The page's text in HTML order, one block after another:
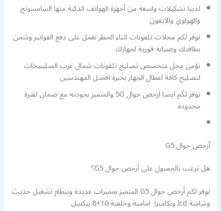
لدينا تشكيلات واسعة من أجهزة الهواتف الذكية منها السامسونج
والهواوي والايفون
نوفر لكم محلات تلفونات اثناء الحظر نعمل على دفع الفواتير وشحن
بطاقتك وصيانة فورية لجهازك
نؤمن محل متخصص تصليح تلفونات شمال غرب الصليبيخات
لتصليح كافة اعطال الجهاز بخبرة افضل المهندسين
نوفر لكم ايضا ارخص جوال 5G والمتميز بجودته مع ضمان لفترة
محدودة
أرخص جوال G5
هل ترغب بالحصول على أرخص جوال G5؟
نوفر لكم أرخص حوال G5 المتميز بمميزات عديدة وبنظام تشغيل حديث
وشاشة lcd وبكاميرا امامية وخلفية 16+8 بيكسل